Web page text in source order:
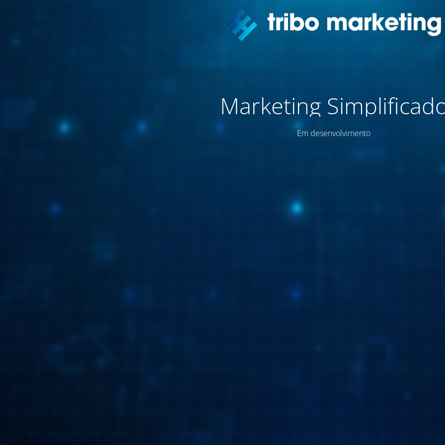
Marketing
Em desenvolvimento